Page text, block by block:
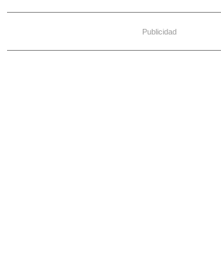
Publicidad